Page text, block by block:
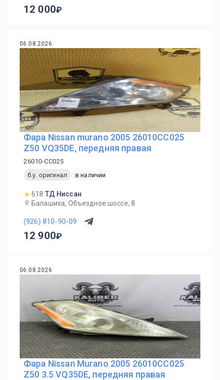
12 000
06.08.2026
Фара Nissan murano 2005 26010CC025
Z50 VQ35DE, передняя правая
26010-CC025
б.у. оригинал
в наличии
618 ТД Ниссан
Балашиха, Объездное шоссе, 8
(926) 810-90-09
12 900
06.08.2026
Фара Nissan Murano 2005 26010CC025
Z50 3.5 VQ35DE, передняя правая